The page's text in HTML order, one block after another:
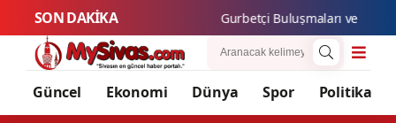
SON DAKİKA Gurbetçi
Güncel Ekonomi Dünya Spor Politika